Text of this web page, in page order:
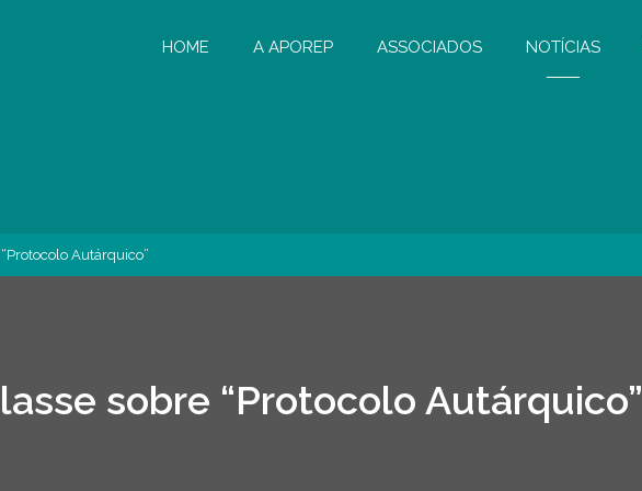
HOME A APOREP ASSOCIADOS NOTÍCIAS
Autárquico”
sobre “Protocolo Autárquico”